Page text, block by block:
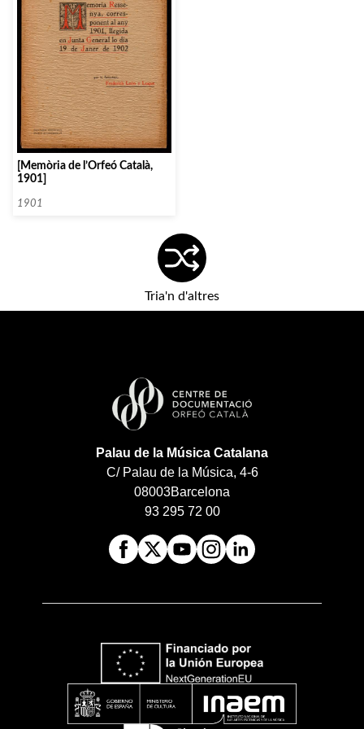
[Memòria de l’Orfeó Català,
1901]
1901
Tria'n d'altres
Palau de la Música Catalana
C/ Palau de la Música, 4-6
08003Barcelona
93 295 72 00